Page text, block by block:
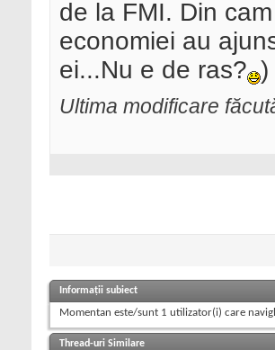
de la FMI. Din
economiei au
ei...Nu e de ras? )
Ultima modificare
Informații subiect
Momentan este/sunt 1 utilizator(i) care
Thread-uri Similare